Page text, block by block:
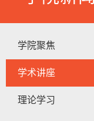
学院聚焦
学术讲座
理论学习